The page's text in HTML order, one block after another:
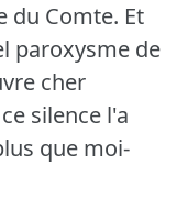
du Comte. Et
paroxysme de
cher
silence l'a
que moi-